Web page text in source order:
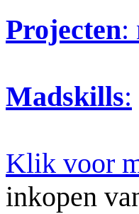
Projecten:
Madskills:
Klik voor
inkopen